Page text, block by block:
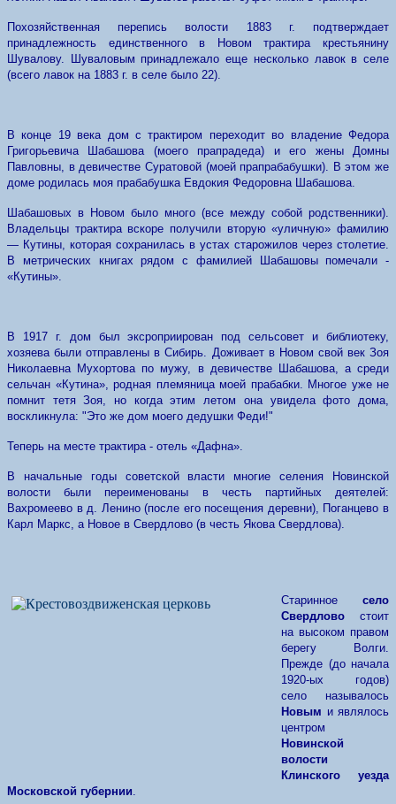
Похозяйственная перепись волости 1883 г. подтверждает
принадлежность единственного в Новом трактира крестьянину
Шувалову. Шуваловым принадлежало еще несколько лавок в селе
(всего лавок на 1883 г. в селе было 22).
В конце 19 века дом с трактиром переходит во владение Федора
Григорьевича Шабашова (моего прапрадеда) и его жены Домны
Павловны, в девичестве Суратовой (моей прапрабабушки). В этом же
доме родилась моя прабабушка Евдокия Федоровна Шабашова.
Шабашовых в Новом было много (все между собой родственники).
Владельцы трактира вскоре получили вторую «уличную» фамилию
— Кутины, которая сохранилась в устах старожилов через столетие.
В метрических книгах рядом с фамилией Шабашовы помечали -
«Кутины».
В 1917 г. дом был эксроприирован под сельсовет и библиотеку,
хозяева были отправлены в Сибирь. Доживает в Новом свой век Зоя
Николаевна Мухортова по мужу, в девичестве Шабашова, а среди
сельчан «Кутина», родная племяница моей прабабки. Многое уже не
помнит тетя Зоя, но когда этим летом она увидела фото дома,
воскликнула: "Это же дом моего дедушки Феди!"
Теперь на месте трактира - отель «Дафна».
В начальные годы советской власти многие селения Новинской
волости были переименованы в честь партийных деятелей:
Вахромеево в д. Ленино (после его посещения деревни), Поганцево в
Карл Маркс, а Новое в Свердлово (в честь Якова Свердлова).
Старинное село
Свердлово стоит
на высоком правом
берегу Волги.
Прежде (до начала
1920-ых годов)
село называлось
Новым и являлось
центром
Новинской
волости
Клинского уезда
Московской губернии.